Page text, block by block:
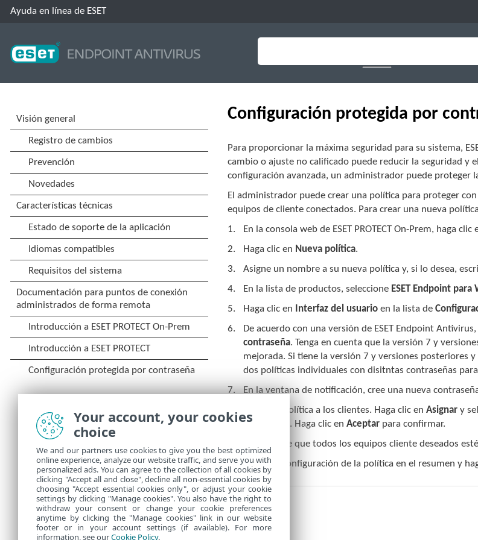
Ayuda en línea de ESET
Configuración protegida por
Para proporcionar la máxima seguridad para su sistema,
cambio o ajuste no calificado puede reducir la seguridad y
configuración avanzada, un administrador puede proteger
El administrador puede crear una política para proteger
equipos de cliente conectados. Para crear una nueva
En la consola web de ESET PROTECT On-Prem, haga clic
Haga clic en Nueva política.
Asigne un nombre a su nueva política y, si lo desea,
En la lista de productos, seleccione ESET Endpoint para
Haga clic en Interfaz del usuario en la lista de
De acuerdo con una versión de ESET Endpoint
contraseña. Tenga en cuenta que la versión 7 y
mejorada. Si tiene la versión 7 y versiones posteriores
dos políticas individuales con disitntas contraseñas
En la ventana de notificación, cree una nueva
Asigne la política a los clientes. Haga clic enAsignar y
contraseña. Haga clic enAceptar para confirmar.
Compruebe que todos los equipos cliente deseados
Revise la configuración de la política en el resumen y
Your account, your cookies
choice
We and our partners use cookies to give you the best optimized
online experience, analyze our website traffic, and serve you with
personalized ads. You can agree to the collection of all cookies by
clicking "Accept all and close", decline all non-essential cookies by
choosing "Accept essential cookies only", or adjust your cookie
settings by clicking "Manage cookies". You also have the right to
withdraw your consent or change your cookie preferences
anytime by clicking the "Manage cookies" link in our website
footer or in your account settings (if available). For more
information, see ourCookie Policy.